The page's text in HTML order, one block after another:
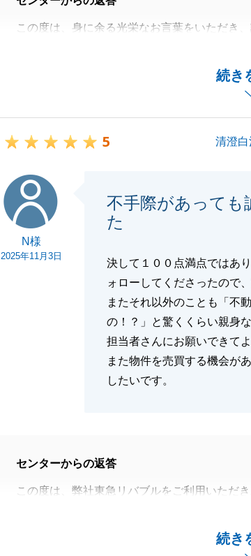
続き
この度は、身に余る光栄なお言葉をいただき
評価いただけたことは、不動産仲介に携わる
よう邁進してまいります。
5 清澄
N様
2025年11月3日
不手際があっても
た
決して１００点満点ではあ
ォローしてくださったので
またそれ以外のことも「不
の！？」と驚くくらい親身な
担当者さんにお願いできて
また物件を売買する機会が
したいです。
続き
センターからの返答
この度は、弊社東急リバブルをご利用いただ
これからは、よりお客様のご期待に沿えるよ